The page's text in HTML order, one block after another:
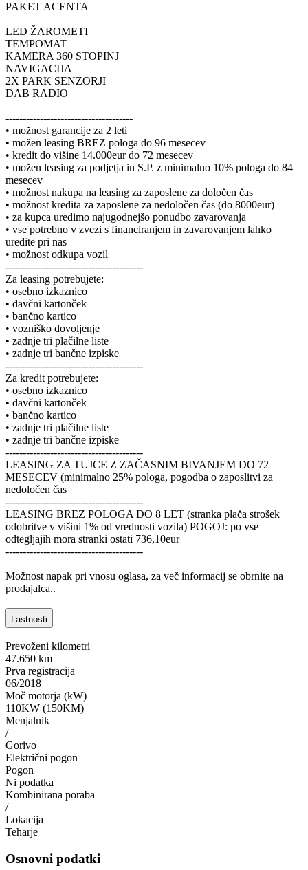
PAKET ACENTA
LED ŽAROMETI
TEMPOMAT
KAMERA 360 STOPINJ
NAVIGACIJA
2X PARK SENZORJI
DAB RADIO
-------------------------------------
• možnost garancije za 2 leti
• možen leasing BREZ pologa do 96 mesecev
• kredit do višine 14.000eur do 72 mesecev
• možen leasing za podjetja in S.P. z minimalno 10% pologa do 84
mesecev
• možnost nakupa na leasing za zaposlene za določen čas
• možnost kredita za zaposlene za nedoločen čas (do 8000eur)
• za kupca uredimo najugodnejšo ponudbo zavarovanja
• vse potrebno v zvezi s financiranjem in zavarovanjem lahko
uredite pri nas
• možnost odkupa vozil
----------------------------------------
Za leasing potrebujete:
• osebno izkaznico
• davčni kartonček
• bančno kartico
• vozniško dovoljenje
• zadnje tri plačilne liste
• zadnje tri bančne izpiske
----------------------------------------
Za kredit potrebujete:
• osebno izkaznico
• davčni kartonček
• bančno kartico
• zadnje tri plačilne liste
• zadnje tri bančne izpiske
----------------------------------------
LEASING ZA TUJCE Z ZAČASNIM BIVANJEM DO 72
MESECEV (minimalno 25% pologa, pogodba o zaposlitvi za
nedoločen čas
----------------------------------------
LEASING BREZ POLOGA DO 8 LET (stranka plača strošek
odobritve v višini 1% od vrednosti vozila) POGOJ: po vse
odtegljajih mora stranki ostati 736,10eur
----------------------------------------
Možnost napak pri vnosu oglasa, za več informacij se obrnite na
prodajalca..
Lastnosti
Prevoženi kilometri
47.650 km
Prva registracija
06/2018
Moč motorja (kW)
110KW (150KM)
Menjalnik
/
Gorivo
Električni pogon
Pogon
Ni podatka
Kombinirana poraba
/
Lokacija
Teharje
Osnovni podatki